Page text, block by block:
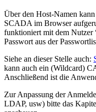
Über den Host-Namen
SCADA im Browser
funktioniert mit dem Nutzer
Passwort aus der
Siehe an dieser Stelle auch:
kann auch ein (Wildcard)
Anschließend ist die
Zur Anpassung der
LDAP, usw) bitte das